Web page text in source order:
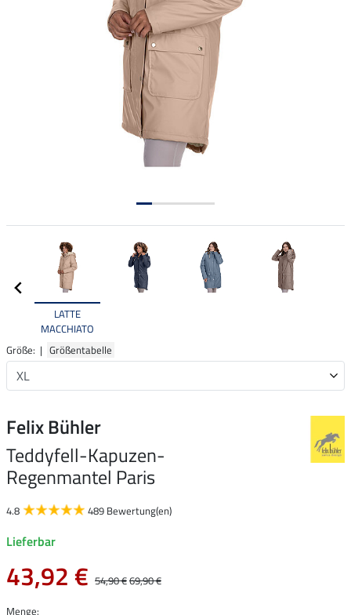
LATTE
MACCHIATO
Größe: | Größentabelle
Felix Bühler
Teddyfell-Kapuzen-
Regenmantel Paris
4.8 489 Bewertung(en)
Lieferbar
43,92 € 54,90 €69,90 €
Menge: